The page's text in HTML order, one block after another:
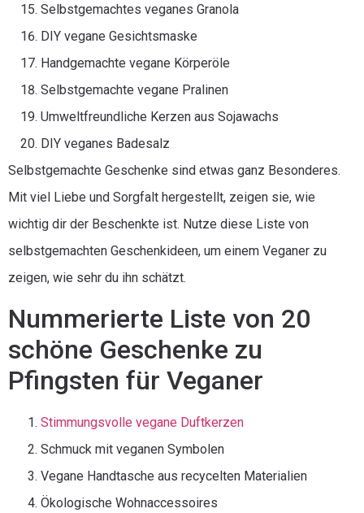
Selbstgemachtes veganes Granola
DIY vegane Gesichtsmaske
Handgemachte vegane Körperöle
Selbstgemachte vegane Pralinen
Umweltfreundliche Kerzen aus Sojawachs
DIY veganes Badesalz
Selbstgemachte Geschenke sind etwas ganz Besonderes.
Mit viel Liebe und Sorgfalt hergestellt, zeigen sie, wie
wichtig dir der Beschenkte ist. Nutze diese Liste von
selbstgemachten Geschenkideen, um einem Veganer zu
zeigen, wie sehr du ihn schätzt.
Nummerierte Liste von 20
schöne Geschenke zu
Pfingsten für Veganer
Stimmungsvolle vegane Duftkerzen
Schmuck mit veganen Symbolen
Vegane Handtasche aus recycelten Materialien
Ökologische Wohnaccessoires